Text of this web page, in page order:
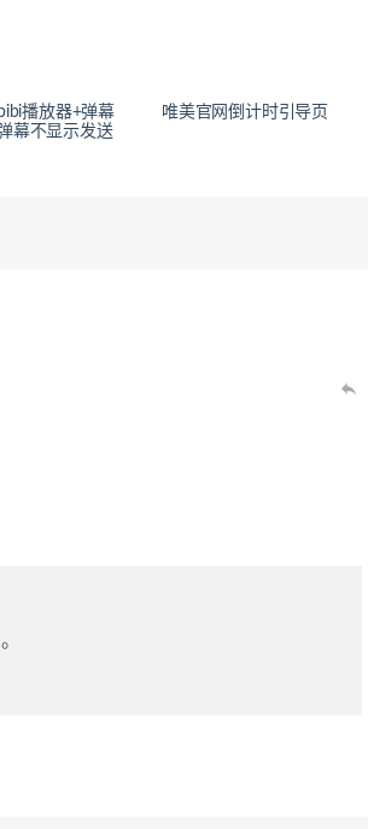
播放器+弹幕
幕不显示发送
唯美官网倒计时引导页
。